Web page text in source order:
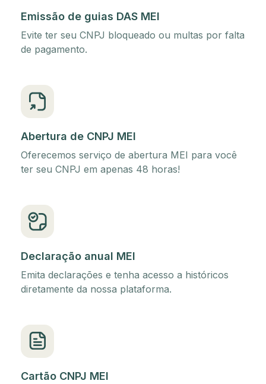
Emissão de guias DAS MEI
Evite ter seu CNPJ bloqueado ou multas por falta
de pagamento.
Abertura de CNPJ MEI
Oferecemos serviço de abertura MEI para você
ter seu CNPJ em apenas 48 horas!
Declaração anual MEI
Emita declarações e tenha acesso a históricos
diretamente da nossa plataforma.
Cartão CNPJ MEI